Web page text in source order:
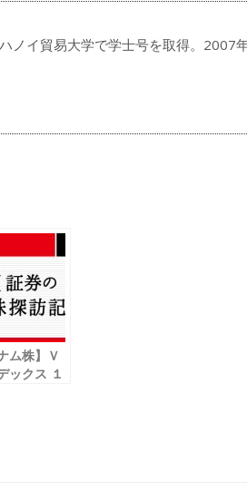
ノイ貿易大学で学士号を取得。2007
ム株】Ｖ
ックス １